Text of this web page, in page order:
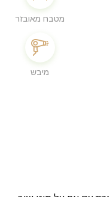
מטבח מאובזר
מיבש